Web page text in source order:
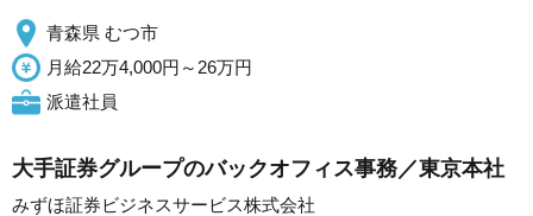
青森県 むつ市
月給22万4,000円～26万円
派遣社員
大手証券グループのバックオフィス事務／東京本社
みずほ証券ビジネスサービス株式会社